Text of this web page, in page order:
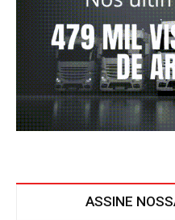
ASSINE